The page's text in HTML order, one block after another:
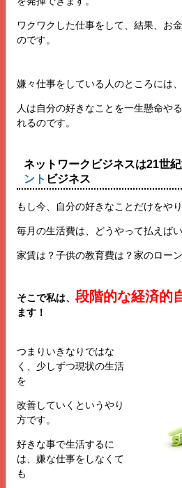
ワクワクした仕事をして、結果、お
のです。
嫌々仕事をしている人のところには
人は自分の好きなことを一生懸命や
れるのです。
ネットワークビジネスは21世
ント ビジネス
もし今、自分の好きなことだけをや
毎月の生活費は、どうやって払えば
家賃は？子供の教育費は？家のロー
そこで私は、 段階的な経済的
ます！
つまりいきなりではな
く、少しずつ現状の生活
を
改善していくというやり
方です。
好きな事で生活するに
は、嫌な仕事をしなくて
も